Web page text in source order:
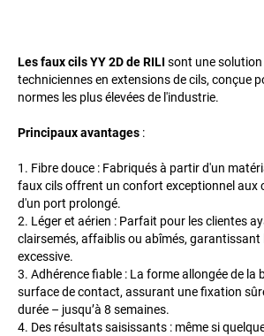
Les faux cils YY 2D de RILI sont une
techniciennes en extensions de cils, conçue
normes les plus élevées de l'industrie.
Principaux avantages :
1. Fibre douce : Fabriqués à partir d'un
faux cils offrent un confort exceptionnel aux
d'un port prolongé.
2. Léger et aérien : Parfait pour les clientes
clairsemés, affaiblis ou abîmés, garantissant
excessive.
3. Adhérence fiable : La forme allongée de la
surface de contact, assurant une fixation
durée – jusqu’à 8 semaines.
4. Des résultats saisissants : même si